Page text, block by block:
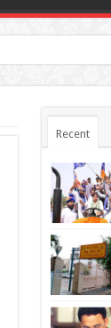
Recent